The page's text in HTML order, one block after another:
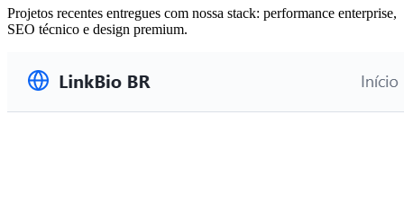
Projetos recentes entregues com nossa stack: performance enterprise,
SEO técnico e design premium.